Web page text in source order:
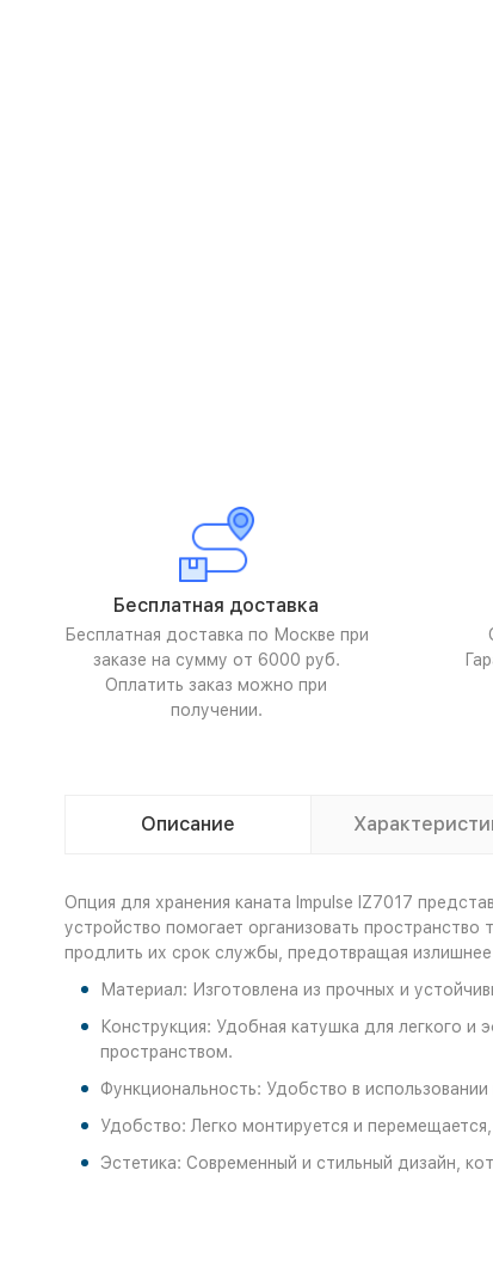
Бесплатная доставка
Бесплатная доставка по Москве при
заказе на сумму от 6000 руб.
Оплатить заказ можно при
получении.
Описание
Опция для хранения каната Impulse IZ7017
устройство помогает организовать
продлить их срок службы, предотвращая
Материал: Изготовлена из прочных и
Конструкция: Удобная катушка для легкого
пространством.
Функциональность: Удобство в
Удобство: Легко монтируется и
Эстетика: Современный и стильный дизайн,